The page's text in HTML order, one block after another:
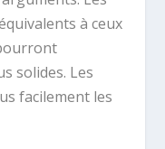
à ceux
solides. Les
facilement les